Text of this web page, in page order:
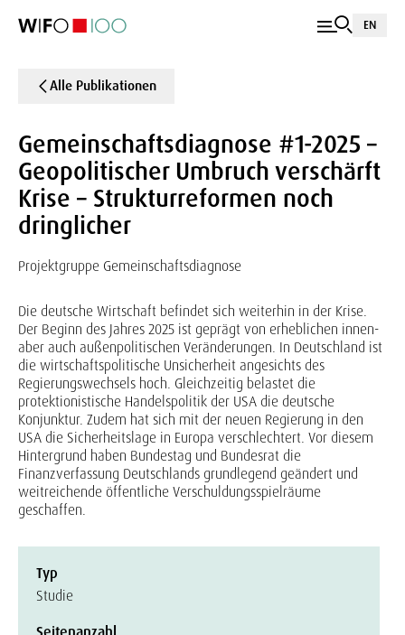
EN
Alle Publikationen
Gemeinschaftsdiagnose #1-2025 –
Geopolitischer Umbruch verschärft
Krise – Strukturreformen noch
dringlicher
Projektgruppe Gemeinschaftsdiagnose
Die deutsche Wirtschaft befindet sich weiterhin in der Krise.
Der Beginn des Jahres 2025 ist geprägt von erheblichen innen-
aber auch außenpolitischen Veränderungen. In Deutschland ist
die wirtschaftspolitische Unsicherheit angesichts des
Regierungswechsels hoch. Gleichzeitig belastet die
protektionistische Handelspolitik der USA die deutsche
Konjunktur. Zudem hat sich mit der neuen Regierung in den
USA die Sicherheitslage in Europa verschlechtert. Vor diesem
Hintergrund haben Bundestag und Bundesrat die
Finanzverfassung Deutschlands grundlegend geändert und
weitreichende öffentliche Verschuldungsspielräume
geschaffen.
Typ
Studie